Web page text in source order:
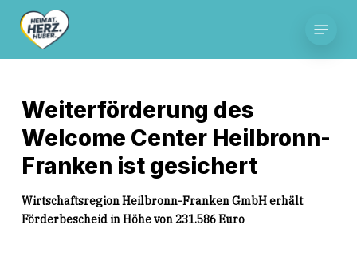
content
Weiterförderung des
Welcome Center Heilbronn-
Franken ist gesichert
Wirtschaftsregion Heilbronn-Franken GmbH erhält
Förderbescheid in Höhe von 231.586 Euro